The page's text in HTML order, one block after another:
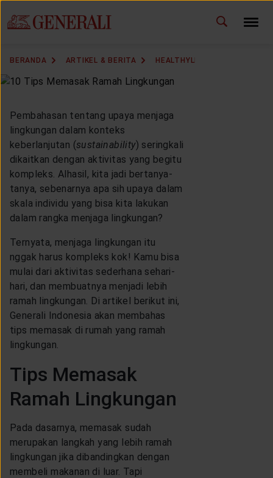
BERANDA ARTIKEL & BERITA HEALTHYLIVING
Pembahasan tentang upaya menjaga
lingkungan dalam konteks
keberlanjutan (sustainability) seringkali
dikaitkan dengan aktivitas yang begitu
kompleks. Alhasil, kita jadi bertanya-
tanya, sebenarnya apa sih upaya dalam
skala individu yang bisa kita lakukan
dalam rangka menjaga lingkungan?
Ternyata, menjaga lingkungan itu
nggak harus kompleks kok! Kamu bisa
mulai dari aktivitas sederhana sehari-
hari, dan membuatnya menjadi lebih
ramah lingkungan. Di artikel berikut ini,
Generali Indonesia akan membahas
tips memasak di rumah yang ramah
lingkungan.
Tips Memasak
Ramah Lingkungan
Pada dasarnya, memasak sudah
merupakan langkah yang lebih ramah
lingkungan jika dibandingkan dengan
membeli makanan di luar. Tapi
GANTI BAHASA
KANTOR PEMASARAN
TEMUKAN AGEN
SOLUSI KAMI
ARTIKEL DAN BERITA
ACARA
KEAGENAN